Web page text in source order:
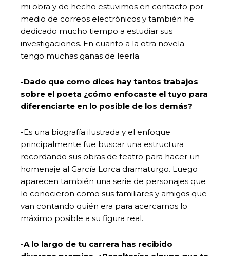
mi obra y de hecho estuvimos en contacto por
medio de correos electrónicos y también he
dedicado mucho tiempo a estudiar sus
investigaciones. En cuanto a la otra novela
tengo muchas ganas de leerla.
-Dado que como dices hay tantos trabajos
sobre el poeta ¿cómo enfocaste el tuyo para
diferenciarte en lo posible de los demás?
-Es una biografía ilustrada y el enfoque
principalmente fue buscar una estructura
recordando sus obras de teatro para hacer un
homenaje al García Lorca dramaturgo. Luego
aparecen también una serie de personajes que
lo conocieron como sus familiares y amigos que
van contando quién era para acercarnos lo
máximo posible a su figura real.
-A lo largo de tu carrera has recibido